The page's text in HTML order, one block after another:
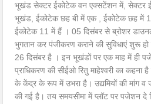
भूखंड सेक्टर ईकोटेक वन एक्सटेंशन में, सेक्टर
भूखंड, ईकोटेक छह बी में एक , ईकोटेक छह में
ईकोटेक 11 में हैं । 05 दिसंबर से ब्रोशर
भुगतान कर पंजीकरण कराने की सुविधाएं शुरू
26 दिसंबर है । इन भूखंडों पर एक माह में ही
प्राधिकरण की सीईओ रितु माहेश्वरी का कहना
के केंद्र के रूप में उभरा है। उद्यमियों की मांग
की गई है। तय समयसीमा में प्लॉट पर पजेशन दे